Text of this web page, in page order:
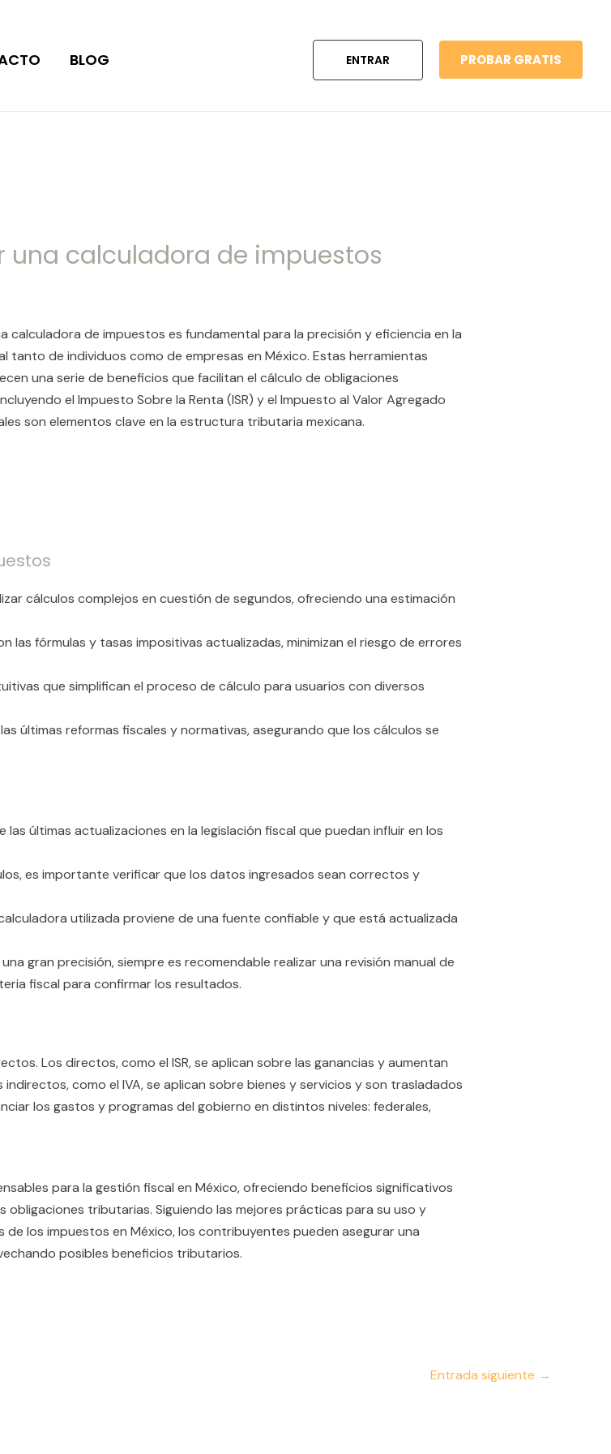
BLOG ENTRAR PROBAR GRATIS
una calculadora de impuestos
calculadora de impuestos es fundamental para la precisión y eficiencia en la
tanto de individuos como de empresas en México. Estas herramientas
una serie de beneficios que facilitan el cálculo de obligaciones
el Impuesto Sobre la Renta (ISR) y el Impuesto al Valor Agregado
son elementos clave en la estructura tributaria mexicana.
cálculos complejos en cuestión de segundos, ofreciendo una estimación
las fórmulas y tasas impositivas actualizadas, minimizan el riesgo de errores
que simplifican el proceso de cálculo para usuarios con diversos
últimas reformas fiscales y normativas, asegurando que los cálculos se
las últimas actualizaciones en la legislación fiscal que puedan influir en los
es importante verificar que los datos ingresados sean correctos y
utilizada proviene de una fuente confiable y que está actualizada
gran precisión, siempre es recomendable realizar una revisión manual de
fiscal para confirmar los resultados.
Los directos, como el ISR, se aplican sobre las ganancias y aumentan
como el IVA, se aplican sobre bienes y servicios y son trasladados
los gastos y programas del gobierno en distintos niveles: federales,
para la gestión fiscal en México, ofreciendo beneficios significativos
tributarias. Siguiendo las mejores prácticas para su uso y
los impuestos en México, los contribuyentes pueden asegurar una
posibles beneficios tributarios.
Entrada siguiente →